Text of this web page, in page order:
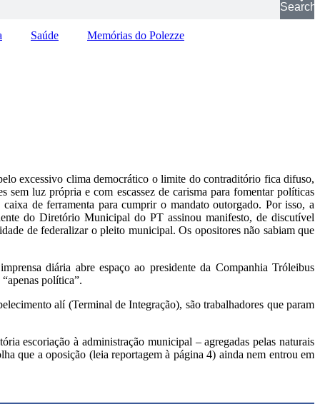
Search
Saúde
Memórias do Polezze
excessivo clima democrático o limite do contraditório fica difuso,
sem luz própria e com escassez de carisma para fomentar políticas
de ferramenta para cumprir o mandato outorgado. Por isso, a
do Diretório Municipal do PT assinou manifesto, de discutível
de federalizar o pleito municipal. Os opositores não sabiam que
diária abre espaço ao presidente da Companhia Tróleibus
política”.
alí (Terminal de Integração), são trabalhadores que param
escoriação à administração municipal – agregadas pelas naturais
que a oposição (leia reportagem à página 4) ainda nem entrou em